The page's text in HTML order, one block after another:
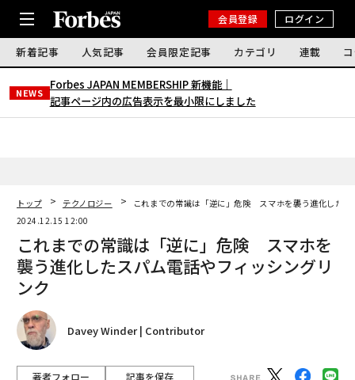
会員登録 ログイン
新着記事 人気記事 会員限定記事 カテゴリ 連載
NEWS
Forbes JAPAN MEMBERSHIP 新機能｜
記事ページ内の広告表示を最小限にしました
トップ テクノロジー
これまでの常識は「逆に」危険 スマホを襲う進化した
2024.12.15 12:00
これまでの常識は「逆に」危険 スマホを
襲う進化したスパム電話やフィッシングリ
ンク
Davey Winder | Contributor
著者フォロー 記事を保存